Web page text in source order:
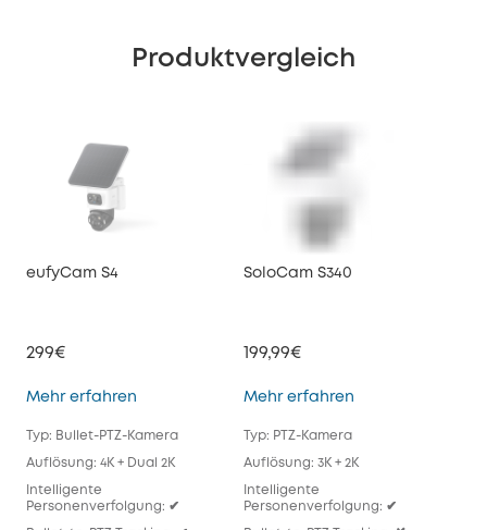
Produktvergleich
eufyCam S4
299€
Mehr erfahren
Typ: Bullet-PTZ-Kamera
Auflösung: 4K + Dual 2K
Intelligente
Personenverfolgung: ✔
SoloCam S340
199,99€
Mehr erfahren
Typ: PTZ-Kamera
Auflösung: 3K + 2K
Intelligente
Personenverfolgung: ✔